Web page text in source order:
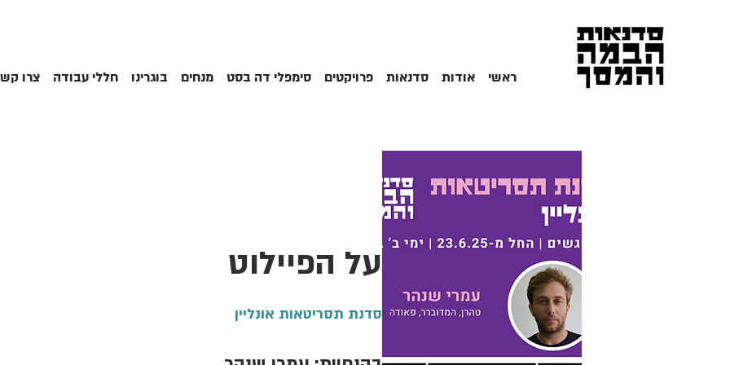
ראשי אודות סדנאות פרויקטים סימפלי דה בסט מנחים בוגרינו חללי עבודה צרו
על הפיילוט
סדנת תסריטאות אונליין